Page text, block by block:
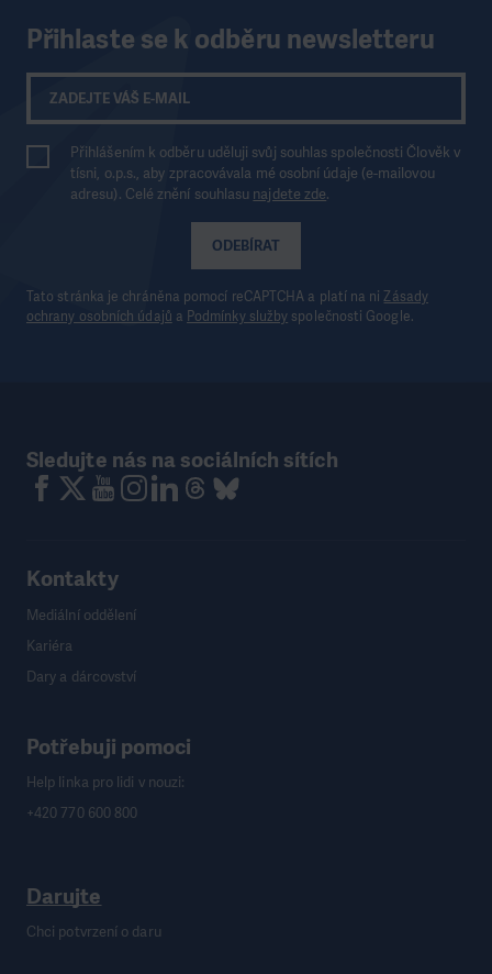
Přihlaste se k odběru newsletteru
ODEBÍRAT
Přihlášením k odběru uděluji svůj souhlas společnosti Člověk v
tísni, o.p.s., aby zpracovávala mé osobní údaje (e-mailovou
adresu). Celé znění souhlasu najdete zde.
Tato stránka je chráněna pomocí reCAPTCHA a platí na niZásady
ochrany osobních údajů a Podmínky služby společnosti Google.
Sledujte nás na sociálních sítích
Kontakty
Mediální oddělení
Kariéra
Dary a dárcovství
Potřebuji pomoci
Help linka pro lidi v nouzi:
+420 770 600 800
Darujte
Chci potvrzení o daru